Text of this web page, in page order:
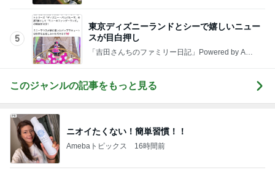
5
東京ディズニーランドとシーで嬉しいニュー
スが目白押し
「吉田さんちのファミリー日記」Powered by Ame
このジャンルの記事をもっと見る
ニオイたくない！簡単習慣！！
Amebaトピックス 16時間前